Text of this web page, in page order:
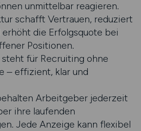
unmittelbar reagieren.
schafft Vertrauen, reduziert
die Erfolgsquote bei
Positionen.
steht für Recruiting ohne
– effizient, klar und
Arbeitgeber jederzeit
ihre laufenden
Jede Anzeige kann flexibel